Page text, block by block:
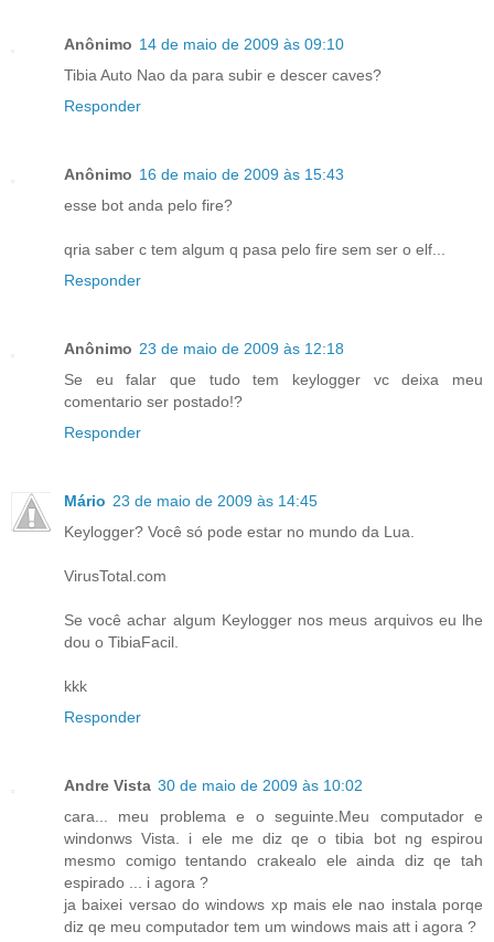
Anônimo 14 de maio de 2009 às 09:10
Tibia Auto Nao da para subir e descer caves?
Responder
Anônimo 16 de maio de 2009 às 15:43
esse bot anda pelo fire?
qria saber c tem algum q pasa pelo fire sem ser o elf...
Responder
Anônimo 23 de maio de 2009 às 12:18
Se eu falar que tudo tem keylogger vc deixa meu
comentario ser postado!?
Responder
Mário 23 de maio de 2009 às 14:45
Keylogger? Você só pode estar no mundo da Lua.
VirusTotal.com
Se você achar algum Keylogger nos meus arquivos eu lhe
dou o TibiaFacil.
kkk
Responder
Andre Vista 30 de maio de 2009 às 10:02
cara... meu problema e o seguinte.Meu computador e
windonws Vista. i ele me diz qe o tibia bot ng espirou
mesmo comigo tentando crakealo ele ainda diz qe tah
espirado ... i agora ?
ja baixei versao do windows xp mais ele nao instala porqe
diz qe meu computador tem um windows mais att i agora ?